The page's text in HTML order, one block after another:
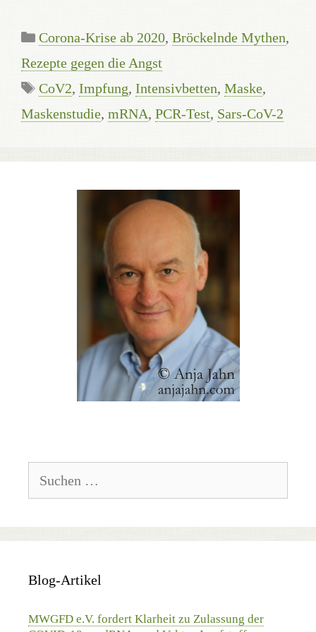
Kategorien
Corona-Krise ab 2020, Bröckelnde Mythen,
Rezepte gegen die Angst
Schlagwörter
CoV2, Impfung, Intensivbetten, Maske,
Maskenstudie, mRNA, PCR-Test, Sars-CoV-2
nach:
Blog-Artikel
MWGFD e.V. fordert Klarheit zu Zulassung der